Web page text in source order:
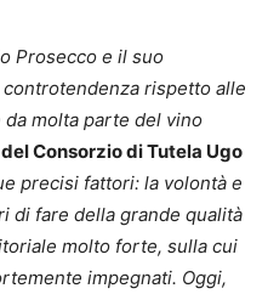
Prosecco e il suo
rispetto alle
molta parte del vino
Consorzio di Tutela Ugo
precisi fattori: la volontà e
di fare della grande qualità
molto forte, sulla cui
impegnati. Oggi,